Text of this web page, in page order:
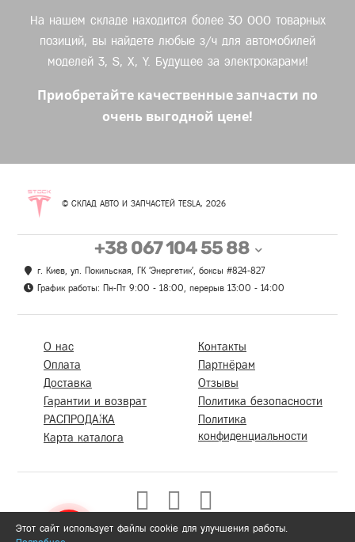
На нашем складе находится более 30 000 товарных
позиций, вы найдете любые з/ч для автомобилей
моделей 3, S, X, Y. Будущее за электрокарами!
Приобретайте качественные запчасти по
очень выгодной цене!
© СКЛАД АВТО И ЗАПЧАСТЕЙ TESLA, 2026
+38 067 104 55 88
г. Киев, ул. Покильская, ГК 'Энергетик', боксы #824-827
График работы: Пн-Пт 9:00 - 18:00, перерыв 13:00 - 14:00
О нас
Оплата
Доставка
Гарантии и возврат
РАСПРОДАЖА
Карта каталога
Контакты
Партнёрам
Отзывы
Политика безопасности
Политика
конфиденциальности
Этот сайт использует файлы cookie для улучшения работы.